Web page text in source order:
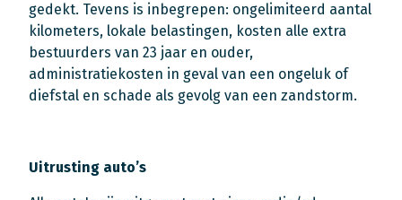
gedekt. Tevens is inbegrepen: ongelimiteerd aantal
kilometers, lokale belastingen, kosten alle extra
bestuurders van 23 jaar en ouder,
administratiekosten in geval van een ongeluk of
diefstal en schade als gevolg van een zandstorm.
Uitrusting auto’s